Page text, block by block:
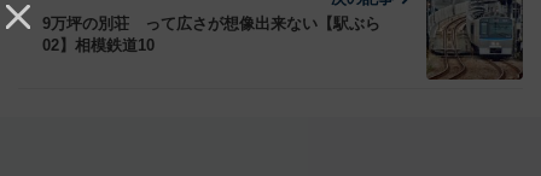
9万坪の別荘 って広さが想像出来ない【駅ぶら
02】相模鉄道10